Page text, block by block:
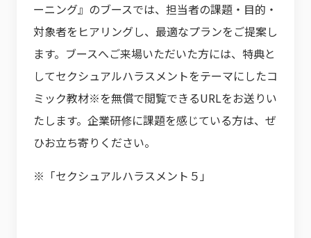
ーニング』のブースでは、担当者の課題・目的・
対象者をヒアリングし、最適なプランをご提案し
ます。ブースへご来場いただいた方には、特典と
してセクシュアルハラスメントをテーマにしたコ
ミック教材※を無償で閲覧できるURLをお送りい
たします。企業研修に課題を感じている方は、ぜ
ひお立ち寄りください。
※「セクシュアルハラスメント５」